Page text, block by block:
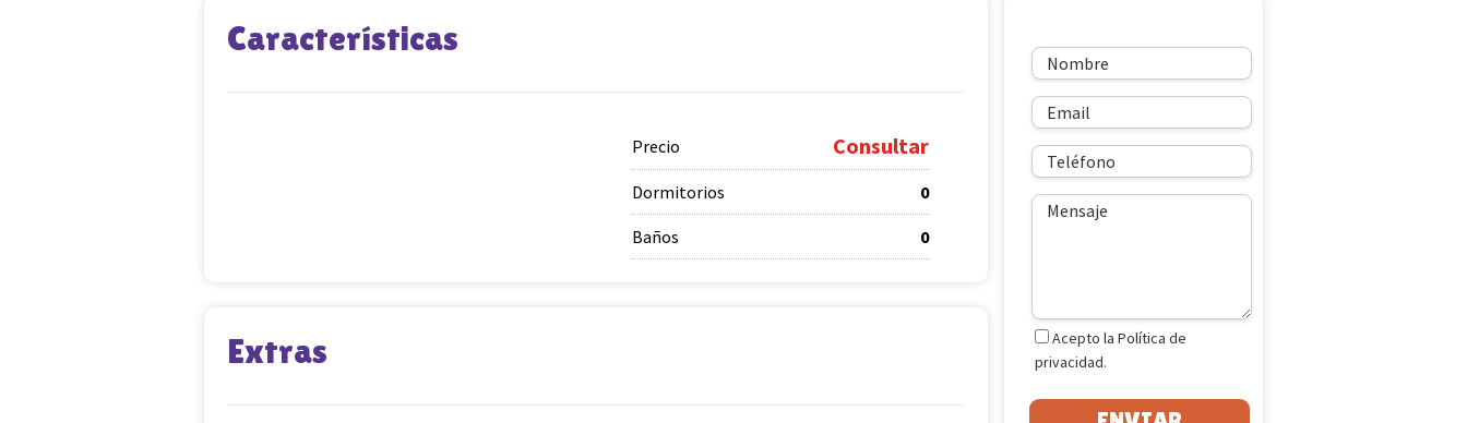
Características
Precio Consultar
Dormitorios 0
Baños 0
Extras
Acepto la Política de
privacidad.